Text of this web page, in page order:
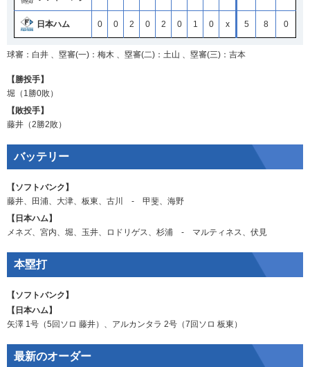
日本ハム 0 0 2 0 2 0 1 0 x 5 8 0
球審：白井 、塁審(一)：梅木 、塁審(二)：土山 、塁審(三)：吉本
【勝投手】
堀 （1勝0敗）
【敗投手】
藤井 （2勝2敗）
バッテリー
【ソフトバンク】
藤井、 田浦、 大津、 板東、 古川 ‐ 甲斐、 海野
【日本ハム】
メネズ、 宮内、 堀、 玉井、 ロドリゲス、 杉浦 ‐ マルティネス、 伏見
本塁打
【ソフトバンク】
【日本ハム】
矢澤 1号（5回ソロ 藤井）、 アルカンタラ 2号（7回ソロ 板東 ）
最新のオーダー